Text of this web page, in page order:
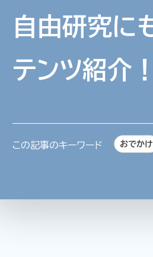
考える
池波正太郎
特別なおや
自由研究に
テンツ紹介！
この記事のキーワード おでかけ